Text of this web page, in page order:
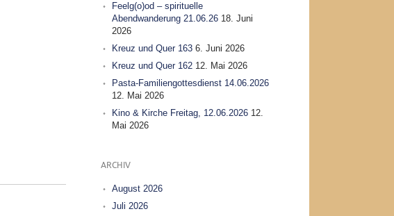
Feelg(o)od – spirituelle
Abendwanderung 21.06.26 18. Juni
2026
Kreuz und Quer 163 6. Juni 2026
Kreuz und Quer 162 12. Mai 2026
Pasta-Familiengottesdienst 14.06.2026
12. Mai 2026
Kino & Kirche Freitag, 12.06.2026 12.
Mai 2026
ARCHIV
August 2026
Juli 2026